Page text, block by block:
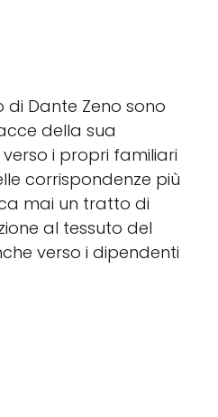
di Dante Zeno sono
della sua
i propri familiari
corrispondenze più
mai un tratto di
al tessuto del
verso i dipendenti